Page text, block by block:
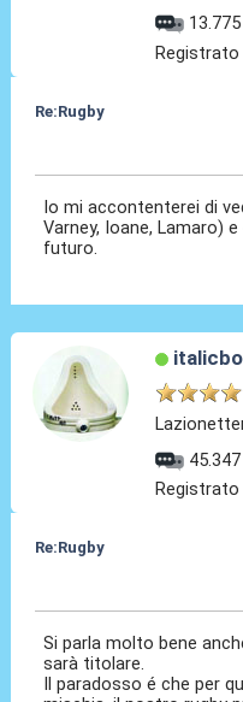
13.775
Registrato
Re:Rugby
Io mi accontenterei di
Varney, Ioane, Lamaro)
futuro.
45.347
Registrato
Re:Rugby
Si parla molto bene
sarà titolare.
Il paradosso é che per